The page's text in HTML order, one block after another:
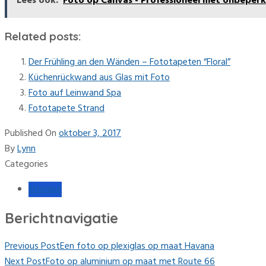
Related posts:
Der Frühling an den Wänden – Fototapeten “Floral”
Küchenrückwand aus Glas mit Foto
Foto auf Leinwand Spa
Fototapete Strand
Published Onoktober 3, 2017
ByLynn
Categories
Interieur
Berichtnavigatie
Previous PostEen foto op plexiglas op maat Havana
Next PostFoto op aluminium op maat met Route 66